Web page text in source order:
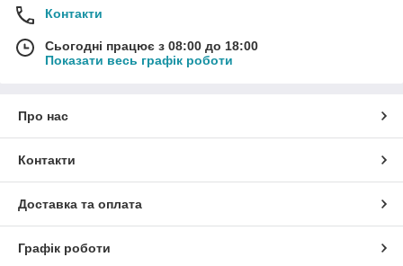
Контакти
Сьогодні працює з 08:00 до 18:00
Показати весь графік роботи
Про нас
Контакти
Доставка та оплата
Графік роботи